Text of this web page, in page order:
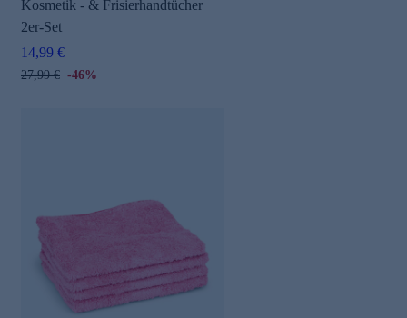
Kosmetik - & Frisierhandtücher
2er-Set
14,99 €
27,99 € -46%